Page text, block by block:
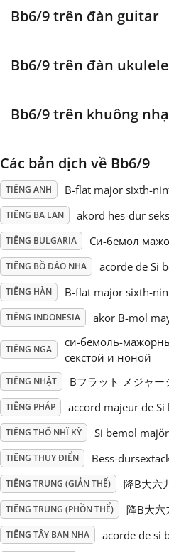
Polski
Português
Русский
Svenska
Tiếng Việt
Türkçe
Українська
简体中文
繁體中文
Bb6/9 trên đàn guitar
Bb6/9 trên đàn ukulele
Bb6/9 trên khuông
Các bản dịch về Bb6/9
TIẾNG ANH B-flat major sixth-
TIẾNG BA LAN akord hes-dur
TIẾNG BULGARIA Си-бемол
TIẾNG BỒ ĐÀO NHA acorde de Si
TIẾNG HÀN B-flat major sixth-
TIẾNG INDONESIA akor B-mol
TIẾNG NGA
си-бемоль-
секстой и ноной
TIẾNG NHẬT Bフラット メジャ
TIẾNG PHÁP accord majeur de
TIẾNG THỔ NHĨ KỲ Si bemol
TIẾNG THỤY ĐIỂN Bess-
TIẾNG TRUNG (GIẢN THỂ) 降B大六
TIẾNG TRUNG (PHỒN THỂ) 降B大六
TIẾNG TÂY BAN NHA acorde de si